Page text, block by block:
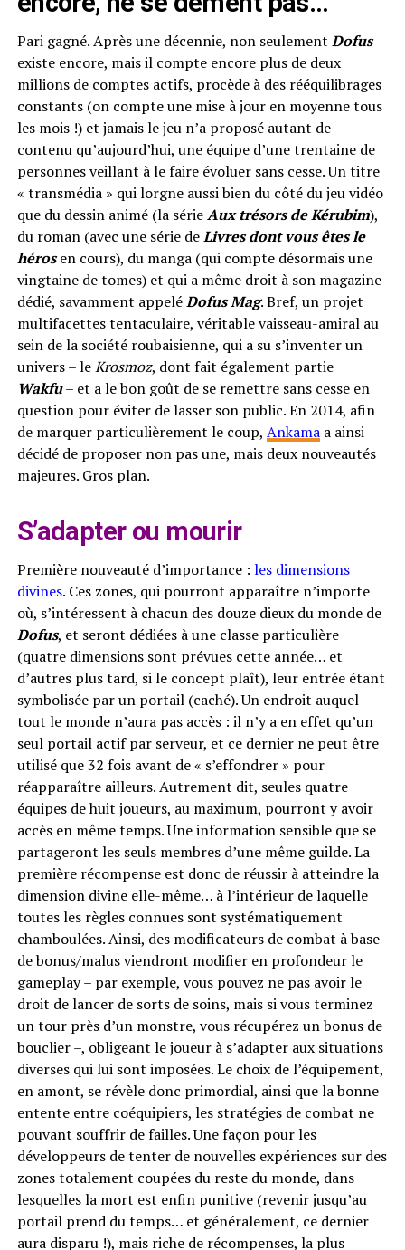
Pari gagné. Après une décennie, non seulement Dofus
existe encore, mais il compte encore plus de deux
millions de comptes actifs, procède à des rééquilibrages
constants (on compte une mise à jour en moyenne tous
les mois !) et jamais le jeu n’a proposé autant de
contenu qu’aujourd’hui, une équipe d’une trentaine de
personnes veillant à le faire évoluer sans cesse. Un titre
« transmédia » qui lorgne aussi bien du côté du jeu vidéo
que du dessin animé (la sérieAux trésors de Kérubim),
du roman (avec une série deLivres dont vous êtes le
hérosen cours), du manga (qui compte désormais une
vingtaine de tomes) et qui a même droit à son magazine
dédié, savamment appeléDofus Mag. Bref, un projet
multifacettes tentaculaire, véritable vaisseau-amiral au
sein de la société roubaisienne, qui a su s’inventer un
univers – leKrosmoz, dont fait également partie
Wakfu– et a le bon goût de se remettre sans cesse en
question pour éviter de lasser son public. En 2014, afin
de marquer particulièrement le coup, Ankamaa ainsi
décidé de proposer non pas une, mais deux nouveautés
majeures. Gros plan.
S’adapter ou mourir
Première nouveauté d’importance : les dimensions
divines. Ces zones, qui pourront apparaître n’importe
où, s’intéressent à chacun des douze dieux du monde de
Dofus, et seront dédiées à une classe particulière
(quatre dimensions sont prévues cette année… et
d’autres plus tard, si le concept plaît), leur entrée étant
symbolisée par un portail (caché). Un endroit auquel
tout le monde n’aura pas accès : il n’y a en effet qu’un
seul portail actif par serveur, et ce dernier ne peut être
utilisé que 32 fois avant de « s’effondrer » pour
réapparaître ailleurs. Autrement dit, seules quatre
équipes de huit joueurs, au maximum, pourront y avoir
accès en même temps. Une information sensible que se
partageront les seuls membres d’une même guilde. La
première récompense est donc de réussir à atteindre la
dimension divine elle-même… à l’intérieur de laquelle
toutes les règles connues sont systématiquement
chamboulées. Ainsi, des modificateurs de combat à base
de bonus/malus viendront modifier en profondeur le
gameplay – par exemple, vous pouvez ne pas avoir le
droit de lancer de sorts de soins, mais si vous terminez
un tour près d’un monstre, vous récupérez un bonus de
bouclier –, obligeant le joueur à s’adapter aux situations
diverses qui lui sont imposées. Le choix de l’équipement,
en amont, se révèle donc primordial, ainsi que la bonne
entente entre coéquipiers, les stratégies de combat ne
pouvant souffrir de failles. Une façon pour les
développeurs de tenter de nouvelles expériences sur des
zones totalement coupées du reste du monde, dans
lesquelles la mort est enfin punitive (revenir jusqu’au
portail prend du temps… et généralement, ce dernier
aura disparu !), mais riche de récompenses, la plus